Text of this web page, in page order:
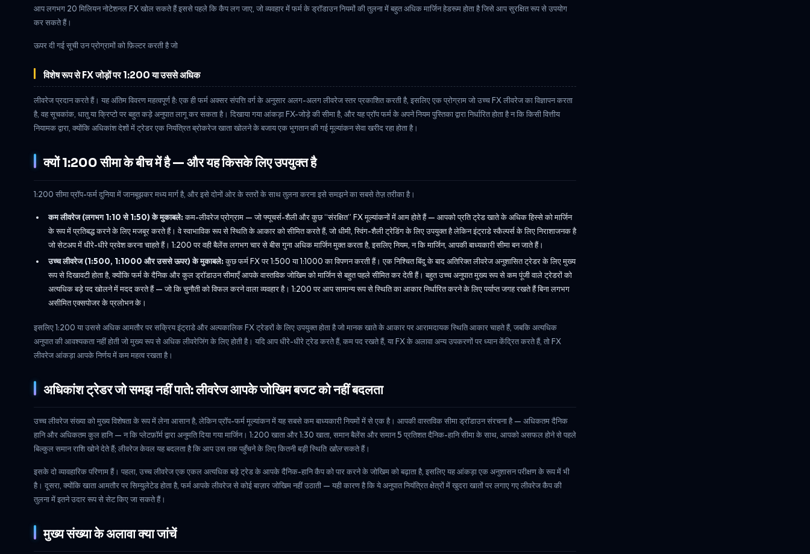
आप लगभग 20 मिलियन नोटेशनल FX खोल सकते हैं इससे पहले कि कैप लग जाए, जो व्यवहार में फर्म के ड्रॉडाउन नियमों की तुलना में बहुत अधिक मार्जिन हेडरूम होता है जिसे आप सुरक्षित रूप से उपयोग
कर सकते हैं।
ऊपर दी गई सूची उन प्रोग्रामों को फ़िल्टर करती है जो
विशेष रूप से FX जोड़ों पर 1:200 या उससे अधिक
लीवरेज प्रदान करते हैं। यह अंतिम विवरण महत्वपूर्ण है: एक ही फर्म अक्सर संपत्ति वर्ग के अनुसार अलग-अलग लीवरेज स्तर प्रकाशित करती है, इसलिए एक प्रोग्राम जो उच्च FX लीवरेज का विज्ञापन करता
है, वह सूचकांक, धातु या क्रिप्टो पर बहुत कड़े अनुपात लागू कर सकता है। दिखाया गया आंकड़ा FX-जोड़े की सीमा है, और यह प्रॉप फर्म के अपने नियम पुस्तिका द्वारा निर्धारित होता है न कि किसी वित्तीय
नियामक द्वारा, क्योंकि अधिकांश देशों में ट्रेडर एक नियंत्रित ब्रोकरेज खाता खोलने के बजाय एक भुगतान की गई मूल्यांकन सेवा खरीद रहा होता है।
क्यों 1:200 सीमा के बीच में है — और यह किसके लिए उपयुक्त है
1:200 सीमा प्रॉप-फर्म दुनिया में जानबूझकर मध्य मार्ग है, और इसे दोनों ओर के स्तरों के साथ तुलना करना इसे समझने का सबसे तेज़ तरीका है।
कम लीवरेज (लगभग 1:10 से 1:50) के मुकाबले:कम-लीवरेज प्रोग्राम — जो फ्यूचर्स-शैली और कुछ “संरक्षित” FX मूल्यांकनों में आम होते हैं — आपको प्रति ट्रेड खाते के अधिक हिस्से को मार्जिन
के रूप में प्रतिबद्ध करने के लिए मजबूर करते हैं। वे स्वाभाविक रूप से स्थिति के आकार को सीमित करते हैं, जो धीमी, स्विंग-शैली ट्रेडिंग के लिए उपयुक्त है लेकिन इंट्राडे स्कैल्पर्स के लिए निराशाजनक है
जो सेटअप में धीरे-धीरे प्रवेश करना चाहते हैं। 1:200 पर वही बैलेंस लगभग चार से बीस गुना अधिक मार्जिन मुक्त करता है, इसलिए नियम, न कि मार्जिन, आपकी बाध्यकारी सीमा बन जाते हैं।
उच्च लीवरेज (1:500, 1:1000 और उससे ऊपर) के मुकाबले:कुछ फर्म FX पर 1:500 या 1:1000 का विपणन करती हैं। एक निश्चित बिंदु के बाद अतिरिक्त लीवरेज अनुशासित ट्रेडर के लिए मुख्य
रूप से दिखावटी होता है, क्योंकि फर्म के दैनिक और कुल ड्रॉडाउन सीमाएँ आपके वास्तविक जोखिम को मार्जिन से बहुत पहले सीमित कर देती हैं। बहुत उच्च अनुपात मुख्य रूप से कम पूंजी वाले ट्रेडरों को
अत्यधिक बड़े पद खोलने में मदद करते हैं — जो कि चुनौती को विफल करने वाला व्यवहार है। 1:200 पर आप सामान्य रूप से स्थिति का आकार निर्धारित करने के लिए पर्याप्त जगह रखते हैं बिना लगभग
असीमित एक्सपोजर के प्रलोभन के।
इसलिए 1:200 या उससे अधिक आमतौर पर सक्रिय इंट्राडे और अल्पकालिक FX ट्रेडरों के लिए उपयुक्त होता है जो मानक खाते के आकार पर आरामदायक स्थिति आकार चाहते हैं, जबकि अत्यधिक
अनुपात की आवश्यकता नहीं होती जो मुख्य रूप से अधिक लीवरेजिंग के लिए होती है। यदि आप धीरे-धीरे ट्रेड करते हैं, कम पद रखते हैं, या FX के अलावा अन्य उपकरणों पर ध्यान केंद्रित करते हैं, तो FX
लीवरेज आंकड़ा आपके निर्णय में कम महत्व रखता है।
अधिकांश ट्रेडर जो समझ नहीं पाते: लीवरेज आपके जोखिम बजट को नहीं बदलता
उच्च लीवरेज संख्या को मुख्य विशेषता के रूप में लेना आसान है, लेकिन प्रॉप-फर्म मूल्यांकन में यह सबसे कम बाध्यकारी नियमों में से एक है। आपकी वास्तविक सीमा ड्रॉडाउन संरचना है — अधिकतम दैनिक
हानि और अधिकतम कुल हानि — न कि प्लेटफ़ॉर्म द्वारा अनुमति दिया गया मार्जिन। 1:200 खाता और 1:30 खाता, समान बैलेंस और समान 5 प्रतिशत दैनिक-हानि सीमा के साथ, आपको असफल होने से पहले
बिल्कुल समान राशि खोने देते हैं; लीवरेज केवल यह बदलता है कि आप उस तक पहुँचने के लिए कितनी बड़ी स्थितिखोलसकते हैं।
इसके दो व्यावहारिक परिणाम हैं। पहला, उच्च लीवरेज एक एकल अत्यधिक बड़े ट्रेड के आपके दैनिक-हानि कैप को पार करने के जोखिम को बढ़ाता है, इसलिए यह आंकड़ा एक अनुशासन परीक्षण के रूप में भी
है। दूसरा, क्योंकि खाता आमतौर पर सिम्युलेटेड होता है, फर्म आपके लीवरेज से कोई बाज़ार जोखिम नहीं उठाती — यही कारण है कि ये अनुपात नियंत्रित क्षेत्रों में खुदरा खातों पर लगाए गए लीवरेज कैप की
तुलना में इतने उदार रूप से सेट किए जा सकते हैं।
मुख्य संख्या के अलावा क्या जांचें